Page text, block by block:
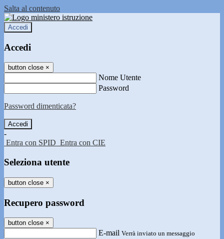
Salta al contenuto
Accedi
Accedi
button close ×
Nome Utente
Password
Password dimenticata?
-
Entra con SPID Entra con CIE
Seleziona utente
button close ×
Recupero password
button close ×
E-mail Verrà inviato un messaggio